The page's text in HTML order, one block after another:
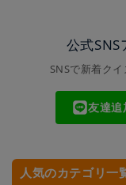
公式
SNSで新着ク
友達追
人気のカテゴリ一